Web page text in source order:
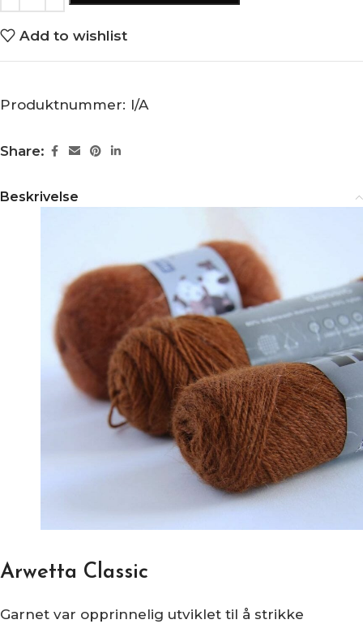
Add to wishlist
Produktnummer: I/A
Share:
Beskrivelse
Arwetta Classic
Garnet var opprinnelig utviklet til å strikke